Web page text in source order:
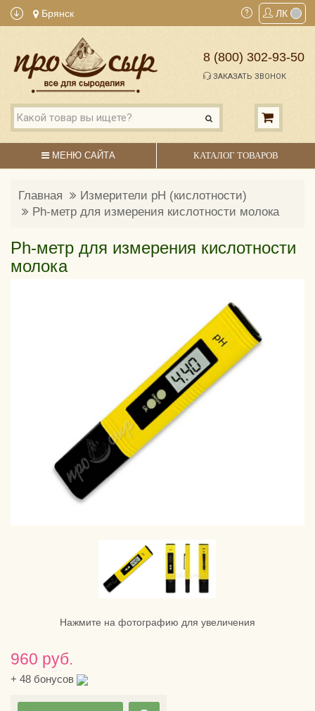
Брянск ЛК
8 (800) 302-93-50
ЗАКАЗАТЬ ЗВОНОК
МЕНЮ САЙТА КАТАЛОГ ТОВАРОВ
Главная
Измерители pH (кислотности)
Ph-метр для измерения кислотности молока
Ph-метр для измерения кислотности
молока
Нажмите на фотографию для увеличения
960 руб.
+ 48 бонусов